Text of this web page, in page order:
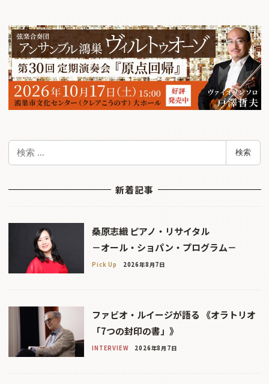
検
検索
新着記事
桑原志織 ピアノ・リサイタル
－オール・ショパン・プログラム－
Pick Up 2026年8月7日
ファビオ・ルイージが語る 《オラトリオ
「7つの封印の書」》
INTERVIEW 2026年8月7日